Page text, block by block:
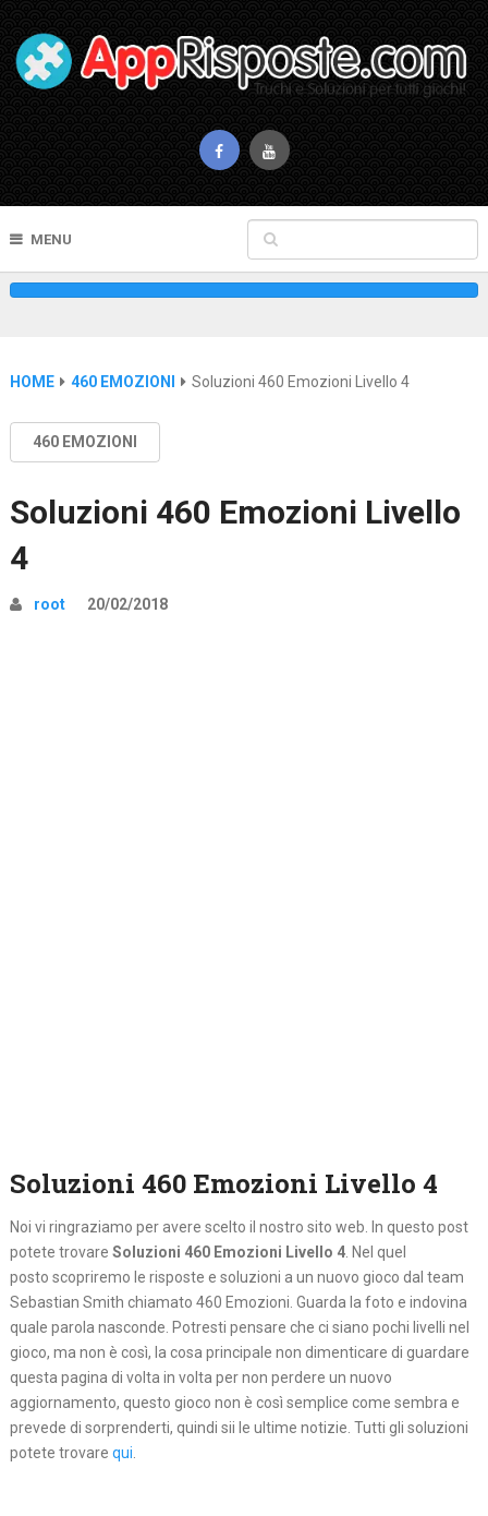
MENU
HOME 460 EMOZIONI Soluzioni 460 Emozioni Livello 4
460 EMOZIONI
Soluzioni 460 Emozioni Livello
4
root 20/02/2018
Soluzioni 460 Emozioni Livello 4
Noi vi ringraziamo per avere scelto il nostro sito web. In questo post
potete trovare Soluzioni 460 Emozioni Livello 4. Nel quel
posto scopriremo le risposte e soluzioni a un nuovo gioco dal team
Sebastian Smith chiamato 460 Emozioni. Guarda la foto e indovina
quale parola nasconde. Potresti pensare che ci siano pochi livelli nel
gioco, ma non è così, la cosa principale non dimenticare di guardare
questa pagina di volta in volta per non perdere un nuovo
aggiornamento, questo gioco non è così semplice come sembra e
prevede di sorprenderti, quindi sii le ultime notizie. Tutti gli soluzioni
potete trovare qui.